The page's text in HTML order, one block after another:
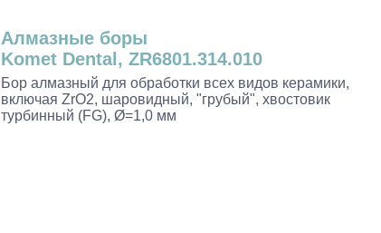
Алмазные боры
Komet Dental, ZR6801.314.010
Бор алмазный для обработки всех видов керамики,
включая ZrO2, шаровидный, "грубый", хвостовик
турбинный (FG), Ø=1,0 мм